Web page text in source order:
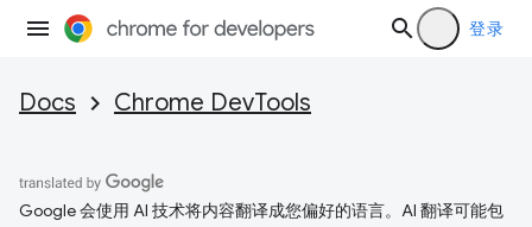
登录
Docs Chrome DevTools
Google 会使用 AI 技术将内容翻译成您偏好的语言。AI 翻译可能包